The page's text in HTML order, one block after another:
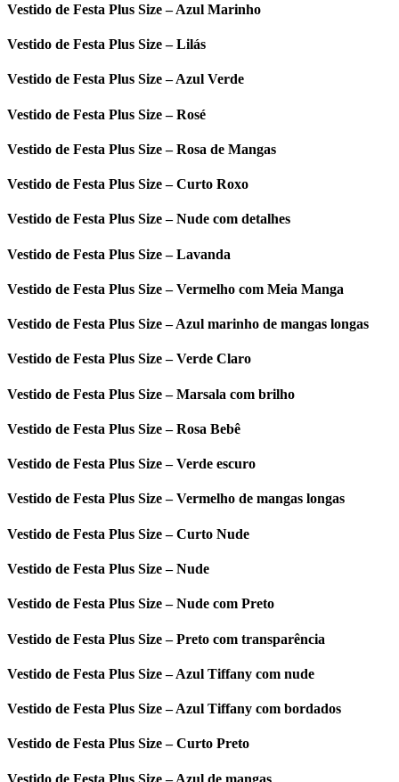
Vestido de Festa Plus Size – Azul Marinho
Vestido de Festa Plus Size – Lilás
Vestido de Festa Plus Size – Azul Verde
Vestido de Festa Plus Size – Rosé
Vestido de Festa Plus Size – Rosa de Mangas
Vestido de Festa Plus Size – Curto Roxo
Vestido de Festa Plus Size – Nude com detalhes
Vestido de Festa Plus Size – Lavanda
Vestido de Festa Plus Size – Vermelho com Meia Manga
Vestido de Festa Plus Size – Azul marinho de mangas longas
Vestido de Festa Plus Size – Verde Claro
Vestido de Festa Plus Size – Marsala com brilho
Vestido de Festa Plus Size – Rosa Bebê
Vestido de Festa Plus Size – Verde escuro
Vestido de Festa Plus Size – Vermelho de mangas longas
Vestido de Festa Plus Size – Curto Nude
Vestido de Festa Plus Size – Nude
Vestido de Festa Plus Size – Nude com Preto
Vestido de Festa Plus Size – Preto com transparência
Vestido de Festa Plus Size – Azul Tiffany com nude
Vestido de Festa Plus Size – Azul Tiffany com bordados
Vestido de Festa Plus Size – Curto Preto
Vestido de Festa Plus Size – Azul de mangas